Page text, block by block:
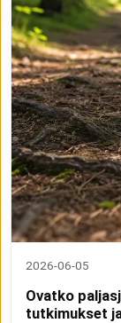
2026-06-05
Ovatko
tutkimukset